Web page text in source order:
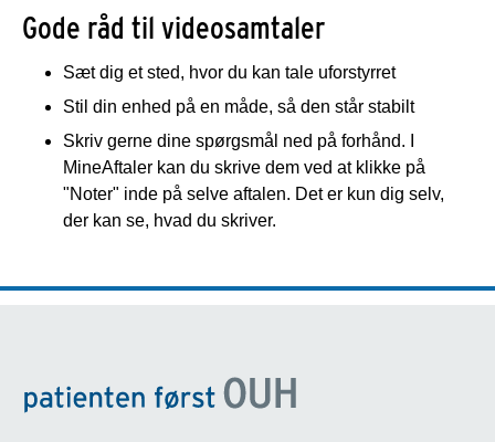
Gode råd til videosamtaler
Sæt dig et sted, hvor du kan tale uforstyrret
Stil din enhed på en måde, så den står stabilt
Skriv gerne dine spørgsmål ned på forhånd. I
MineAftaler kan du skrive dem ved at klikke på
"Noter" inde på selve aftalen. Det er kun dig selv,
der kan se, hvad du skriver.